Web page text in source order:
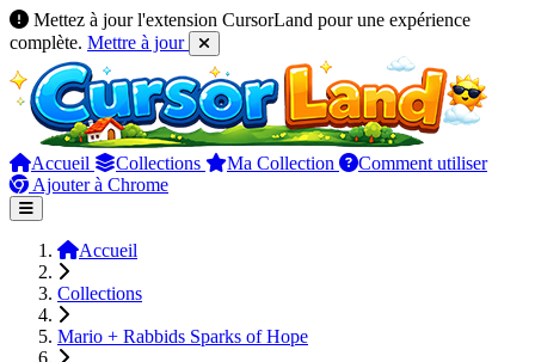
Mettez à jour l'extension CursorLand pour une expérience
complète. Mettre à jour
Accueil Collections Ma Collection
Comment utiliser
Ajouter à Chrome
Accueil
Collections
Mario + Rabbids Sparks of Hope